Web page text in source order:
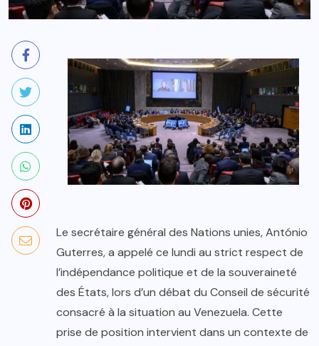
Le secrétaire général des Nations unies, António
Guterres, a appelé ce lundi au strict respect de
l’indépendance politique et de la souveraineté
des États, lors d’un débat du Conseil de sécurité
consacré à la situation au Venezuela. Cette
prise de position intervient dans un contexte de